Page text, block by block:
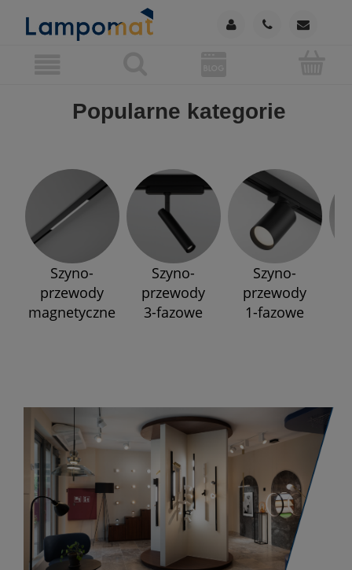
Popularne kategorie
Szyno-
przewody
magnetyczne
Szyno-
przewody
3-fazowe
Szyno-
przewody
1-fazowe